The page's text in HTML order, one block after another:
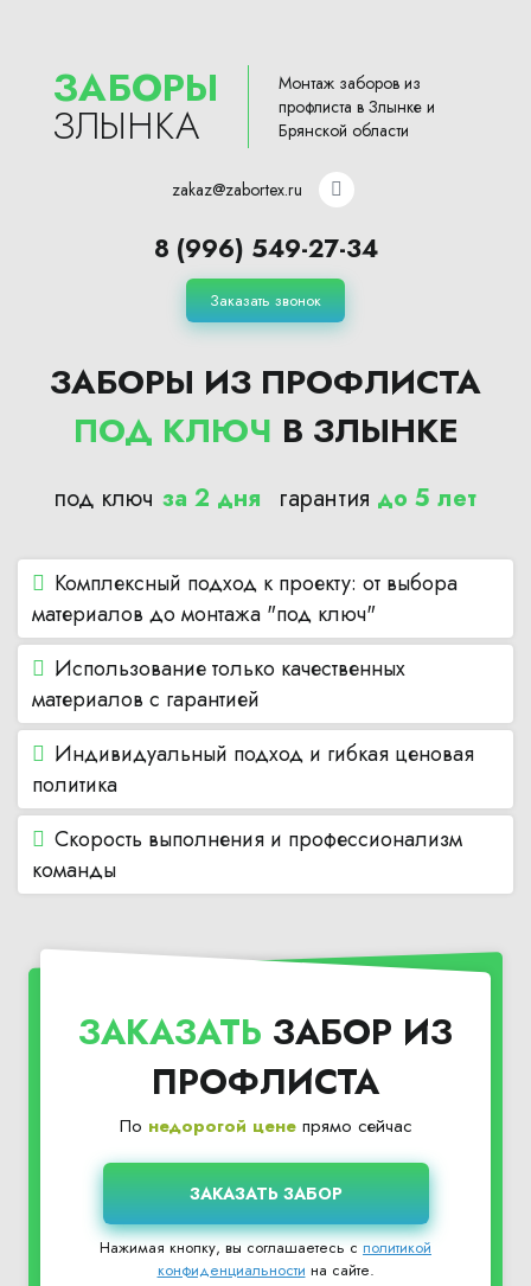
ЗАБОРЫ
ЗЛЫНКА
Монтаж заборов из
профлиста в Злынке и
Брянской области
zakaz@zabortex.ru
8 (996) 549-27-34
Заказать звонок
ЗАБОРЫ ИЗ ПРОФЛИСТА
ПОД КЛЮЧ В ЗЛЫНКЕ
под ключ за 2 дня гарантия до 5 лет
Комплексный подход к проекту: от выбора
материалов до монтажа "под ключ"
Использование только качественных
материалов с гарантией
Индивидуальный подход и гибкая ценовая
политика
Скорость выполнения и профессионализм
команды
ЗАКАЗАТЬ ЗАБОР ИЗ
ПРОФЛИСТА
По недорогой ценепрямо сейчас
Нажимая кнопку, вы соглашаетесь сполитикой
конфиденциальности на сайте.